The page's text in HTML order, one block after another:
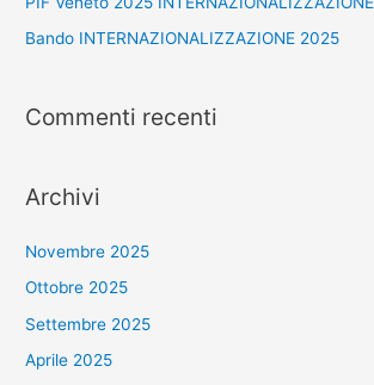
Bando INTERNAZIONALIZZAZIONE 2025
Commenti recenti
Archivi
Novembre 2025
Ottobre 2025
Settembre 2025
Aprile 2025